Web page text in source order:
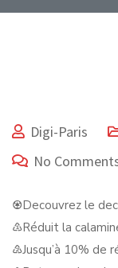
Digi-Paris
No
♼Decouvrez le
♳Réduit la
♴Jusqu’à 10% de